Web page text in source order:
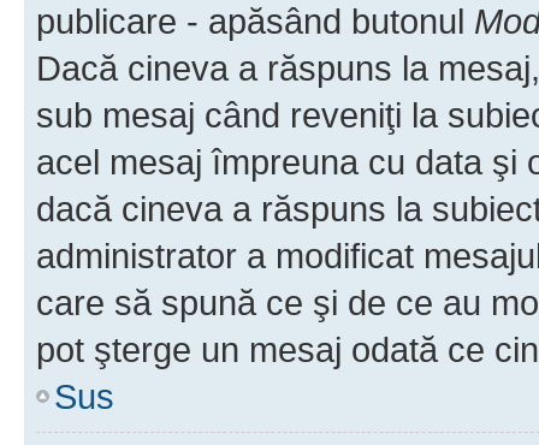
publicare - apăsând butonul
Dacă cineva a răspuns la
sub mesaj când reveniţi la
acel mesaj împreuna cu data şi
dacă cineva a răspuns la
administrator a modificat
care să spună ce şi de ce au
pot şterge un mesaj odată ce
Sus